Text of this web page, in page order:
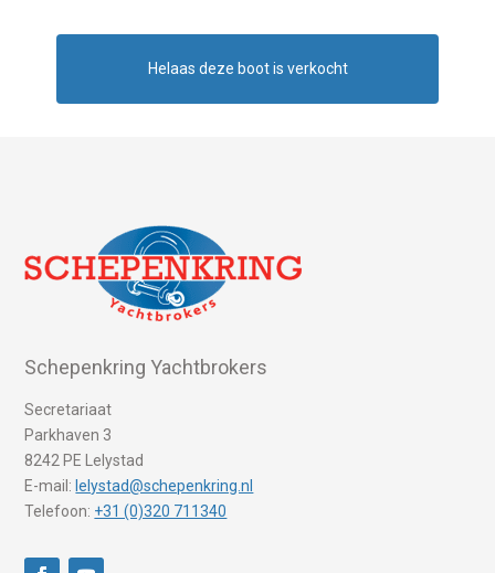
Helaas deze boot is verkocht
Schepenkring Yachtbrokers
Secretariaat
Parkhaven 3
8242 PE Lelystad
E-mail: lelystad@schepenkring.nl
Telefoon: +31 (0)320 711340